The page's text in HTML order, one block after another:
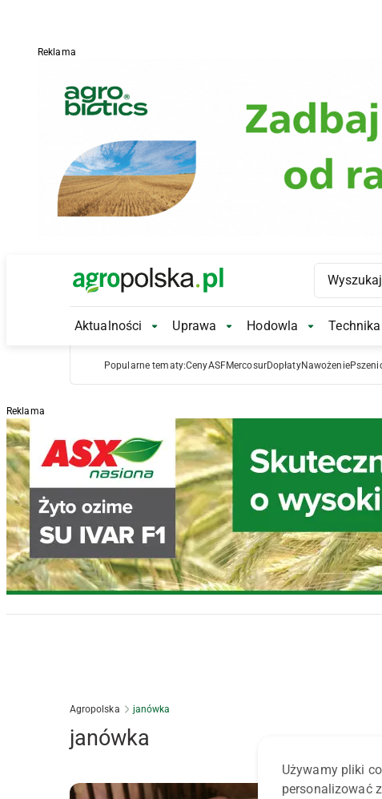
Reklama
Main Logo
Aktualności Aktualności Submenu
Uprawa Uprawa Submenu
Hodowla Hodowla
Popularne tematy:CenyASFMercosurDopłatyNawożenie
Reklama
Agropolska janówka
janówka
Używamy pliki
personalizować